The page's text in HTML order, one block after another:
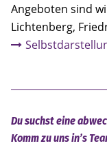
Angeboten sind
Lichtenberg,
Du suchst eine
Komm zu uns in’s